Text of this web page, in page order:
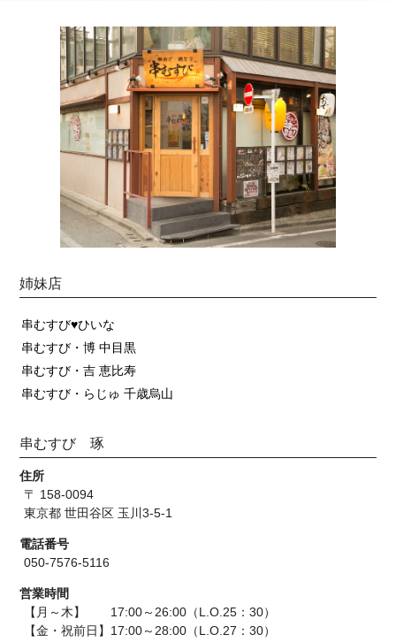
姉妹店
串むすび♥ひいな
串むすび・博 中目黒
串むすび・吉 恵比寿
串むすび・らじゅ 千歳烏山
串むすび 琢
住所
〒 158-0094
東京都 世田谷区 玉川3-5-1
電話番号
050-7576-5116
営業時間
【月～木】 17:00～26:00（L.O.25：30）
【金・祝前日】17:00～28:00（L.O.27：30）